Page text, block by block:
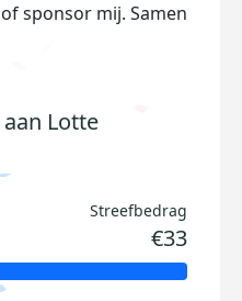
sponsor mij. Samen
Lotte
Streefbedrag
€33